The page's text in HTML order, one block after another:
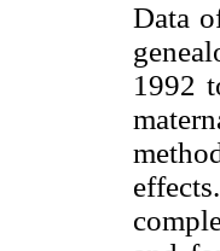
Data
1992